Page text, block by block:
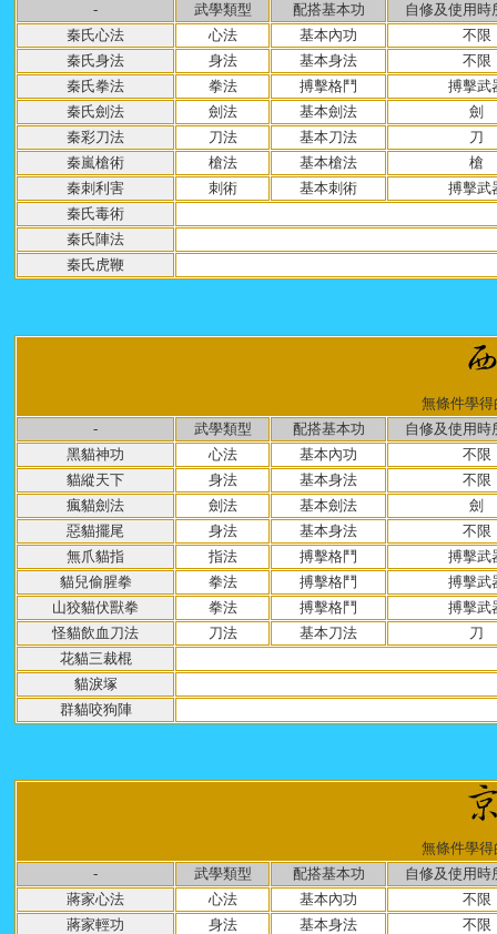
-
武學類型 配搭基本功
自修及使用時
秦氏心法
心法 基本內功
不限
秦氏身法
身法 基本身法
不限
秦氏拳法
拳法 搏擊格鬥
搏擊武
秦氏劍法
劍法 基本劍法
劍
秦彩刀法
刀法 基本刀法
刀
秦嵐槍術
槍法 基本槍法
槍
秦刺利害
刺術 基本刺術
搏擊武
秦氏毒術
秦氏陣法
秦氏虎鞭
無條件學
-
武學類型 配搭基本功
自修及使用時
黑貓神功
心法 基本內功
不限
貓縱天下
身法 基本身法
不限
瘋貓劍法
劍法 基本劍法
劍
惡貓擺尾
身法 基本身法
不限
無爪貓指
指法 搏擊格鬥
搏擊武
貓兒偷腥拳
拳法 搏擊格鬥
搏擊武
山狡貓伏獸拳
拳法 搏擊格鬥
搏擊武
怪貓飲血刀法
刀法 基本刀法
刀
花貓三裁棍
貓淚塚
群貓咬狗陣
無條件學
-
武學類型 配搭基本功
自修及使用時
蔣家心法
心法 基本內功
不限
蔣家輕功
身法 基本身法
不限